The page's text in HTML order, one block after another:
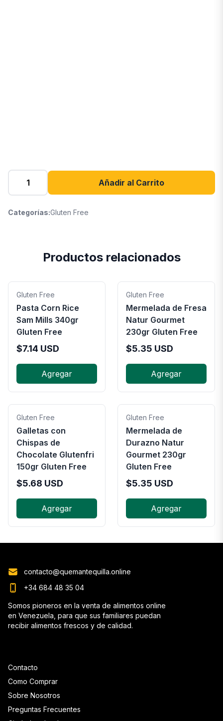
Añadir al Carrito
Categorías:Gluten Free
Productos relacionados
Gluten Free
Pasta Corn Rice
Sam Mills 340gr
Gluten Free
$7.14 USD
Agregar
Gluten Free
Mermelada de Fresa
Natur Gourmet
230gr Gluten Free
$5.35 USD
Agregar
Gluten Free
Galletas con
Chispas de
Chocolate Glutenfri
150gr Gluten Free
$5.68 USD
Agregar
Gluten Free
Mermelada de
Durazno Natur
Gourmet 230gr
Gluten Free
$5.35 USD
Agregar
Contacto
Como Comprar
Sobre Nosotros
Preguntas Frecuentes
contacto@quemantequilla.online
+34 684 48 35 04
Somos pioneros en la venta de alimentos online
en Venezuela, para que sus familiares puedan
recibir alimentos frescos y de calidad.